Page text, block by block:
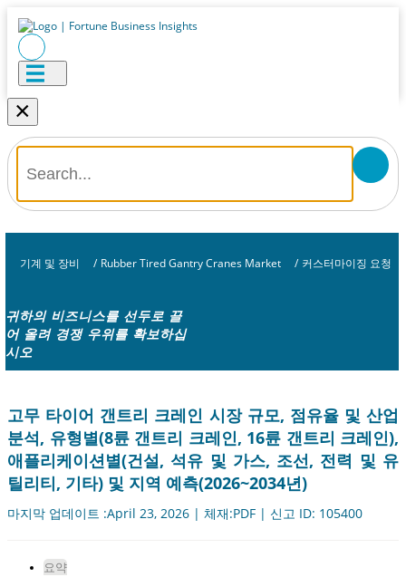
×
기계 및 장비 / Rubber Tired Gantry Cranes Market / 커스터마이징 요청
귀하의 비즈니스를 선두로 끌
어 올려 경쟁 우위를 확보하십
시오
고무 타이어 갠트리 크레인 시장 규모, 점유율 및 산업
분석, 유형별(8륜 갠트리 크레인, 16륜 갠트리 크레인),
애플리케이션별(건설, 석유 및 가스, 조선, 전력 및 유
틸리티, 기타) 및 지역 예측(2026~2034년)
마지막 업데이트 :April 23, 2026 | 체재:PDF | 신고 ID: 105400
요약